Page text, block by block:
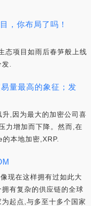
，你布局了吗！
态项目如雨后春笋般上线
.
量最高的象征；发
,因为最大的加密公司喜
力增加而下降。然而,在
本地加密,XRP.
现在这样拥有过如此大
有复杂的供应链的全球
起点,与多至十多个国家